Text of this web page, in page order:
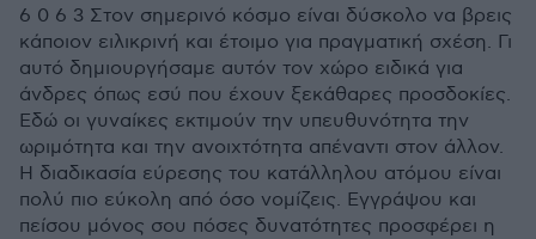
6 0 6 3 Στον σημερινό κόσμο είναι δύσκολο να βρεις
κάποιον ειλικρινή και έτοιμο για πραγματική σχέση. Γι
αυτό δημιουργήσαμε αυτόν τον χώρο ειδικά για
άνδρες όπως εσύ που έχουν ξεκάθαρες προσδοκίες.
Εδώ οι γυναίκες εκτιμούν την υπευθυνότητα την
ωριμότητα και την ανοιχτότητα απέναντι στον άλλον.
Η διαδικασία εύρεσης του κατάλληλου ατόμου είναι
πολύ πιο εύκολη από όσο νομίζεις. Εγγράψου και
πείσου μόνος σου πόσες δυνατότητες προσφέρει η